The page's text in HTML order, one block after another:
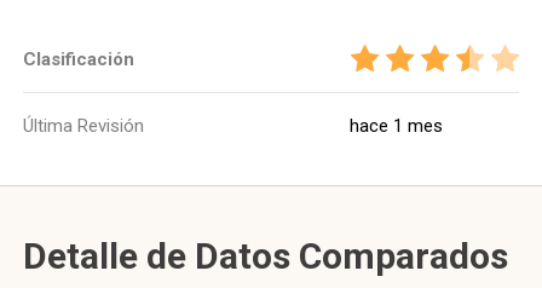
Clasificación
Última Revisión hace 1 mes
Detalle de Datos Comparados